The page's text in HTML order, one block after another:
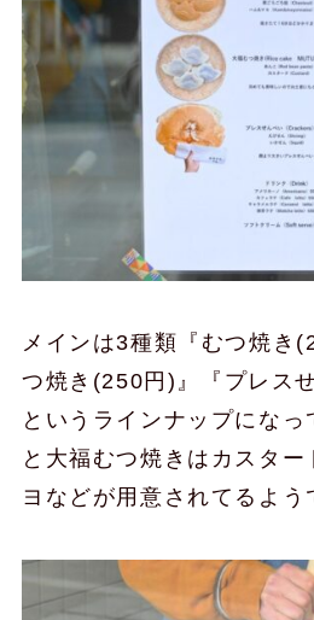
メインは3種類『むつ焼き
つ焼き(250円)』『プレス
というラインナップになっ
と大福むつ焼きはカスタ
ヨなどが用意されてるよう